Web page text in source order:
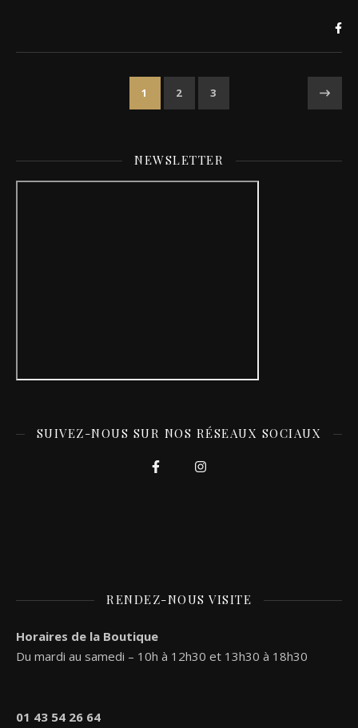
1 2 3
NEWSLETTER
SUIVEZ-NOUS SUR NOS RÉSEAUX SOCIAUX
RENDEZ-NOUS VISITE
Horaires de la Boutique
Du mardi au samedi – 10h à 12h30 et 13h30 à 18h30
01 43 54 26 64